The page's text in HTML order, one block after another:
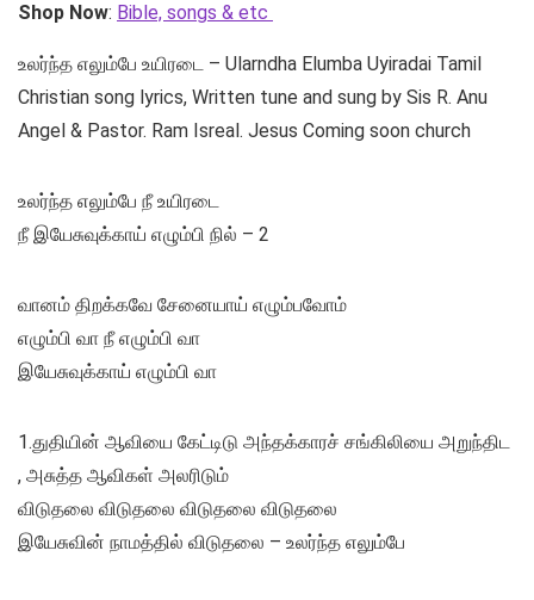
Shop Now: Bible, songs & etc
உலர்ந்த எலும்பே உயிரடை – Ularndha Elumba Uyiradai Tamil
Christian song lyrics, Written tune and sung by Sis R. Anu
Angel & Pastor. Ram Isreal. Jesus Coming soon church
உலர்ந்த எலும்பே நீ உயிரடை
நீ இயேசுவுக்காய் எழும்பி நில் – 2
வானம் திறக்கவே சேனையாய் எழும்பவோம்
எழும்பி வா நீ எழும்பி வா
இயேசுவுக்காய் எழும்பி வா
1.துதியின் ஆவியை கேட்டிடு அந்தக்காரச் சங்கிலியை அறுந்திட
, அசுத்த ஆவிகள் அலரிடும்
விடுதலை விடுதலை விடுதலை விடுதலை
இயேசுவின் நாமத்தில் விடுதலை – உலர்ந்த எலும்பே